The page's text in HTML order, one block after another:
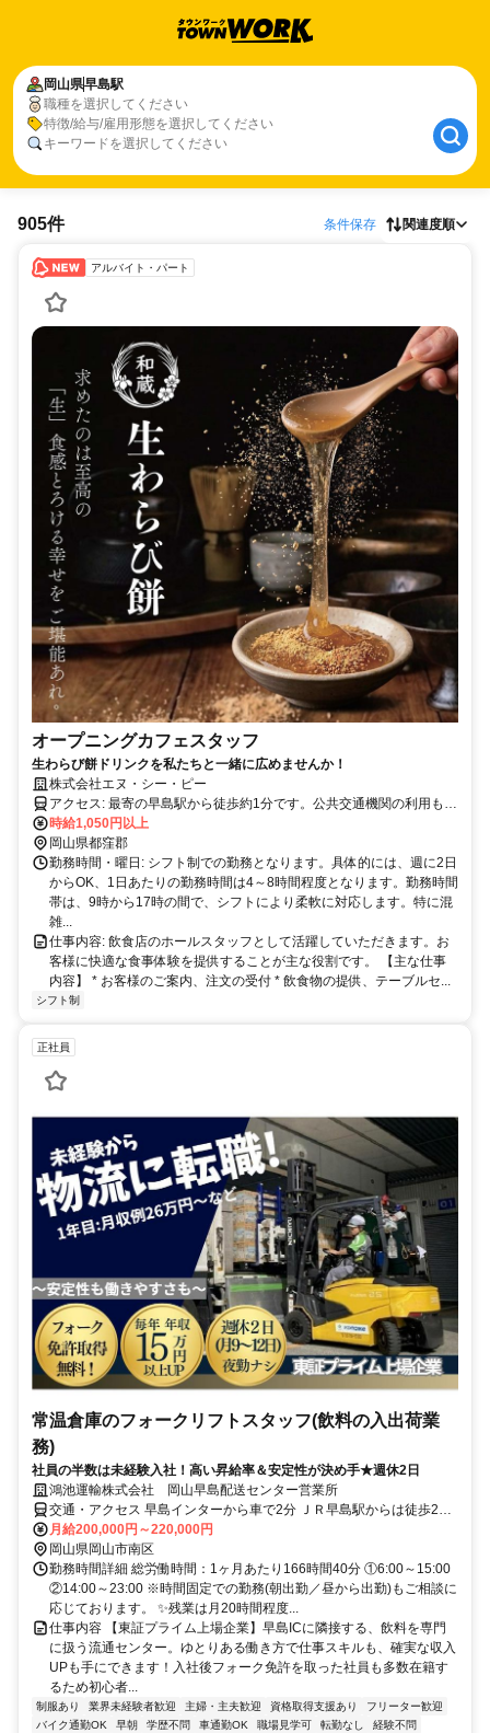
岡山県早島駅
職種を選択してください
特徴/給与/雇用形態を選択してください
キーワードを選択してください
905件 条件保存 関連度順
アルバイト・パート
オープニングカフェスタッフ
生わらび餅ドリンクを私たちと一緒に広めませんか！
株式会社エヌ・シー・ピー
アクセス: 最寄の早島駅から徒歩約1分です。公共交通機関の利用も便
利です。また、車・バイク等での出勤も可能です。通勤に関する詳細
は面接時にご説明いたします。
時給1,050円以上
岡山県都窪郡
勤務時間・曜日: シフト制での勤務となります。具体的には、週に2日
からOK、1日あたりの勤務時間は4～8時間程度となります。勤務時間
帯は、9時から17時の間で、シフトにより柔軟に対応します。特に混
雑...
仕事内容: 飲食店のホールスタッフとして活躍していただきます。お
客様に快適な食事体験を提供することが主な役割です。 【主な仕事
内容】 * お客様のご案内、注文の受付 * 飲食物の提供、テーブルセ...
シフト制
正社員
常温倉庫のフォークリフトスタッフ(飲料の入出荷業
務)
社員の半数は未経験入社！高い昇給率＆安定性が決め手★週休2日
鴻池運輸株式会社 岡山早島配送センター営業所
交通・アクセス 早島インターから車で2分 ＪＲ早島駅からは徒歩20
分
月給200,000円～220,000円
岡山県岡山市南区
勤務時間詳細 総労働時間：1ヶ月あたり166時間40分 ①6:00～15:00
②14:00～23:00 ※時間固定での勤務(朝出勤／昼から出勤)もご相談に
応じております。 ✨残業は月20時間程度...
仕事内容 【東証プライム上場企業】早島ICに隣接する、飲料を専門
に扱う流通センター。ゆとりある働き方で仕事スキルも、確実な収入
UPも手にできます！入社後フォーク免許を取った社員も多数在籍す
るため初心者...
制服あり 業界未経験者歓迎 主婦・主夫歓迎 資格取得支援あり
フリーター歓迎
バイク通勤OK
早朝 学歴不問 車通勤OK 職場見学可 転勤なし
経験不問